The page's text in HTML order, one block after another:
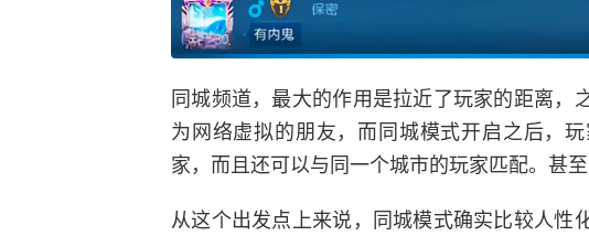
同城频道，最大的作用是拉近了玩家的距离，
为网络虚拟的朋友，而同城模式开启之后，
家，而且还可以与同一个城市的玩家匹配。甚
从这个出发点上来说，同城模式确实比较人性